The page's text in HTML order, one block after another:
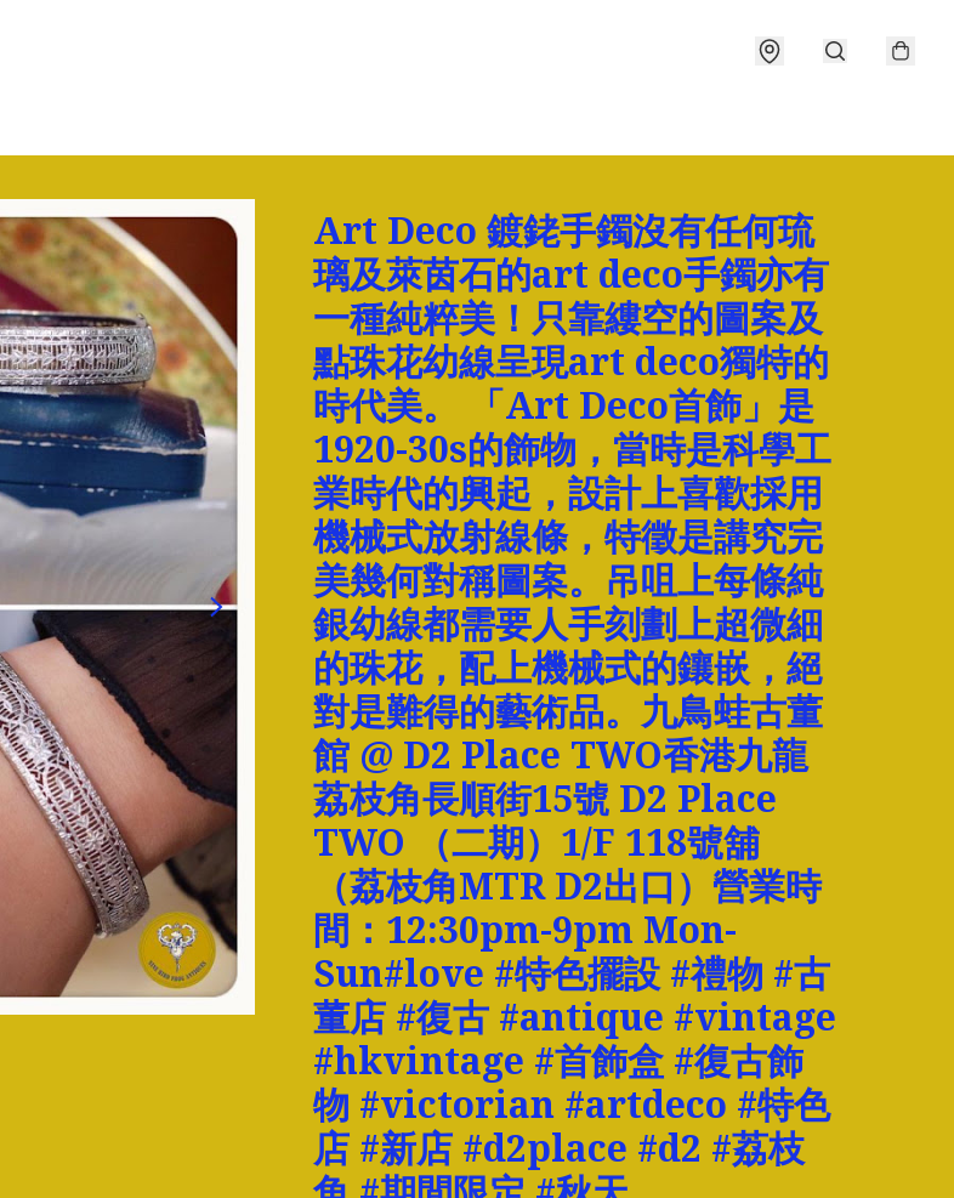
Art Deco 鍍銠手鐲沒有任何琉
璃及萊茵石的art deco手鐲亦有
一種純粹美！只靠縷空的圖案及
點珠花幼線呈現art deco獨特的
時代美。 「Art Deco首飾」是
1920-30s的飾物，當時是科學工
業時代的興起，設計上喜歡採用
機械式放射線條，特徵是講究完
美幾何對稱圖案。吊咀上每條純
銀幼線都需要人手刻劃上超微細
的珠花，配上機械式的鑲嵌，絕
對是難得的藝術品。九鳥蛙古董
館 @ D2 Place TWO香港九龍
荔枝角長順街15號 D2 Place
TWO （二期）1/F 118號舖
（荔枝角MTR D2出口）營業時
間：12:30pm-9pm Mon-
Sun#love #特色擺設 #禮物 #古
董店 #復古 #antique #vintage
#hkvintage #首飾盒 #復古飾
物 #victorian #artdeco #特色
店 #新店 #d2place #d2 #荔枝